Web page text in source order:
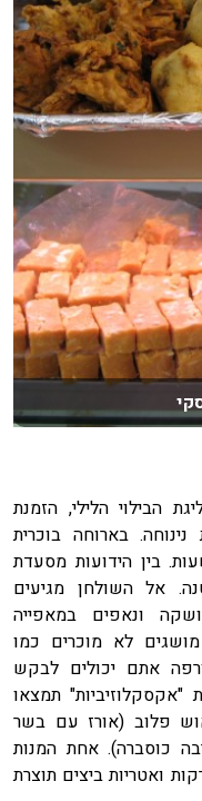
הבילוי הלילי, הזמנת
בארוחה בוכרית
בין הידועות מסעדת
אל השולחן מגיעים
ונאפים במאפייה
לא מוכרים כמו
אתם יכולים לבקש
תמצאו
אוש פלוב (אורז עם בשר
כוסברה). אחת המנות
ואטריות ביצים תוצרת